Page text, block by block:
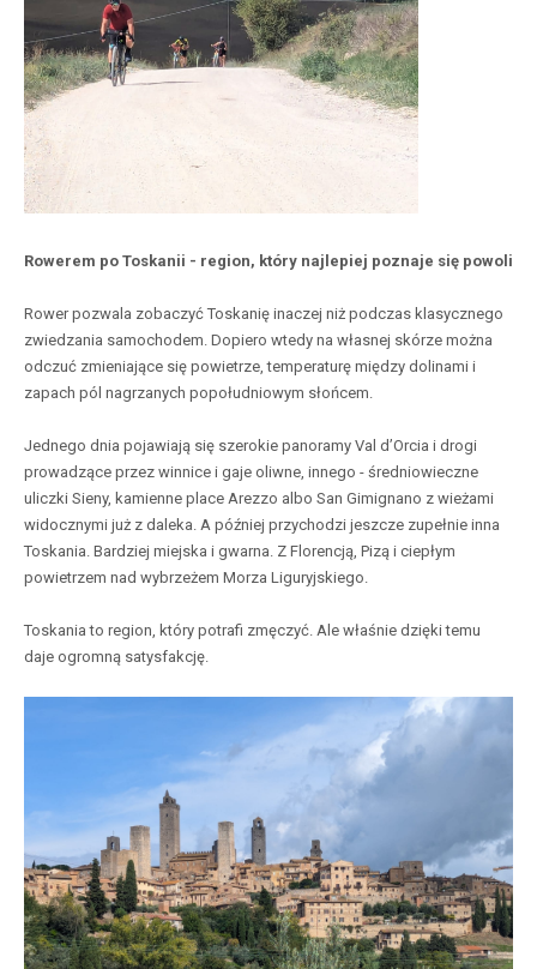
Rowerem po Toskanii - region, który najlepiej poznaje się powoli
Rower pozwala zobaczyć Toskanię inaczej niż podczas klasycznego
zwiedzania samochodem. Dopiero wtedy na własnej skórze można
odczuć zmieniające się powietrze, temperaturę między dolinami i
zapach pól nagrzanych popołudniowym słońcem.
Jednego dnia pojawiają się szerokie panoramy Val d’Orcia i drogi
prowadzące przez winnice i gaje oliwne, innego - średniowieczne
uliczki Sieny, kamienne place Arezzo albo San Gimignano z wieżami
widocznymi już z daleka. A później przychodzi jeszcze zupełnie inna
Toskania. Bardziej miejska i gwarna. Z Florencją, Pizą i ciepłym
powietrzem nad wybrzeżem Morza Liguryjskiego.
Toskania to region, który potrafi zmęczyć. Ale właśnie dzięki temu
daje ogromną satysfakcję.